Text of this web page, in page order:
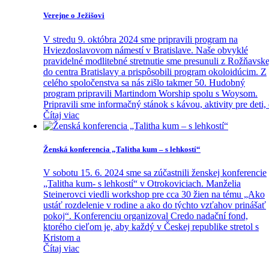
Verejne o Ježišovi
V stredu 9. októbra 2024 sme pripravili program na
Hviezdoslavovom námestí v Bratislave. Naše obvyklé
pravidelné modlitebné stretnutie sme presunuli z
do centra Bratislavy a prispôsobili program okoloidúcim. Z
celého spoločenstva sa nás zišlo takmer 50. Hudobný
program pripravili Martindom Worship spolu s Woysom.
Pripravili sme informačný stánok s kávou, aktivity pre deti,
Čítaj viac
Ženská konferencia „Talitha kum – s lehkostí“
V sobotu 15. 6. 2024 sme sa zúčastnili ženskej konferencie
„Talitha kum- s lehkostí“ v Otrokoviciach. Manželia
Steinerovci viedli workshop pre cca 30 žien na tému „Ako
ustáť rozdelenie v rodine a ako do týchto vzťahov prinášať
pokoj“. Konferenciu organizoval Credo nadační fond,
ktorého cieľom je, aby každý v Českej republike stretol s
Kristom a
Čítaj viac